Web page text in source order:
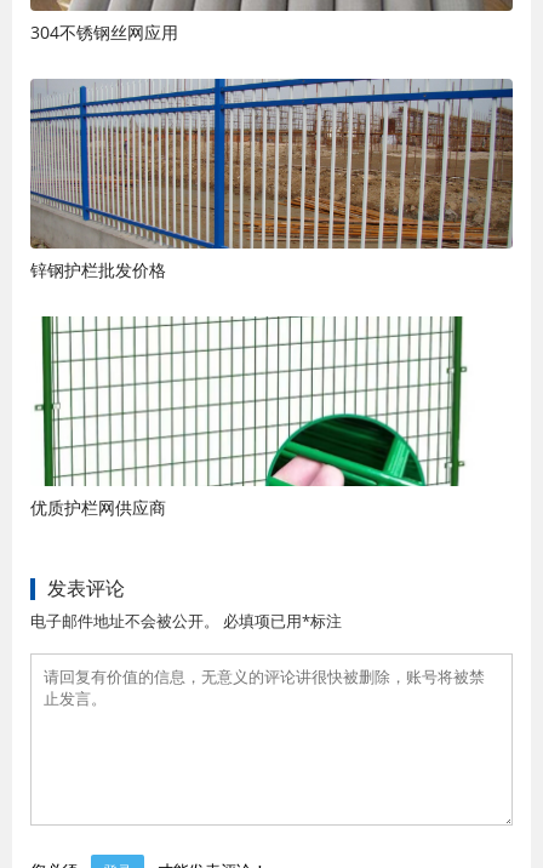
304不锈钢丝网应用
锌钢护栏批发价格
优质护栏网供应商
发表评论
电子邮件地址不会被公开。 必填项已用*标注